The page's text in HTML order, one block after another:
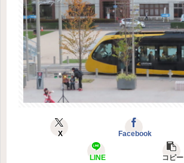
X Facebook
LINE コピー